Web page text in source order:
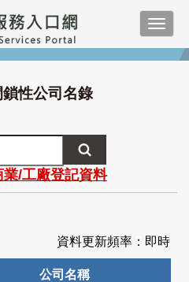
鎖性公司名錄
業/工廠登記資料
資料更新頻率：即時
公司名稱